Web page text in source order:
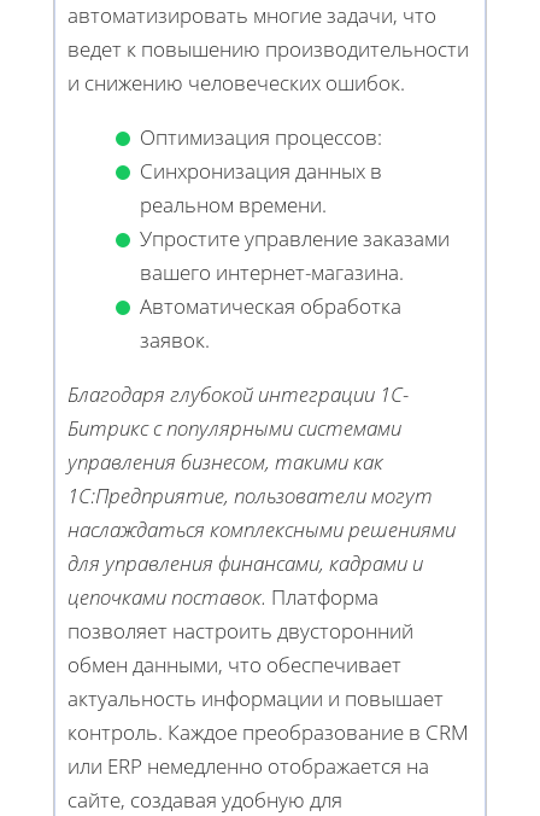
автоматизировать многие задачи, что
ведет к повышению производительности
и снижению человеческих ошибок.
Оптимизация процессов:
Синхронизация данных в
реальном времени.
Упростите управление заказами
вашего интернет-магазина.
Автоматическая обработка
заявок.
Благодаря глубокой интеграции 1С-
Битрикс с популярными системами
управления бизнесом, такими как
1С:Предприятие, пользователи могут
наслаждаться комплексными решениями
для управления финансами, кадрами и
цепочками поставок. Платформа
позволяет настроить двусторонний
обмен данными, что обеспечивает
актуальность информации и повышает
контроль. Каждое преобразование в CRM
или ERP немедленно отображается на
сайте, создавая удобную для